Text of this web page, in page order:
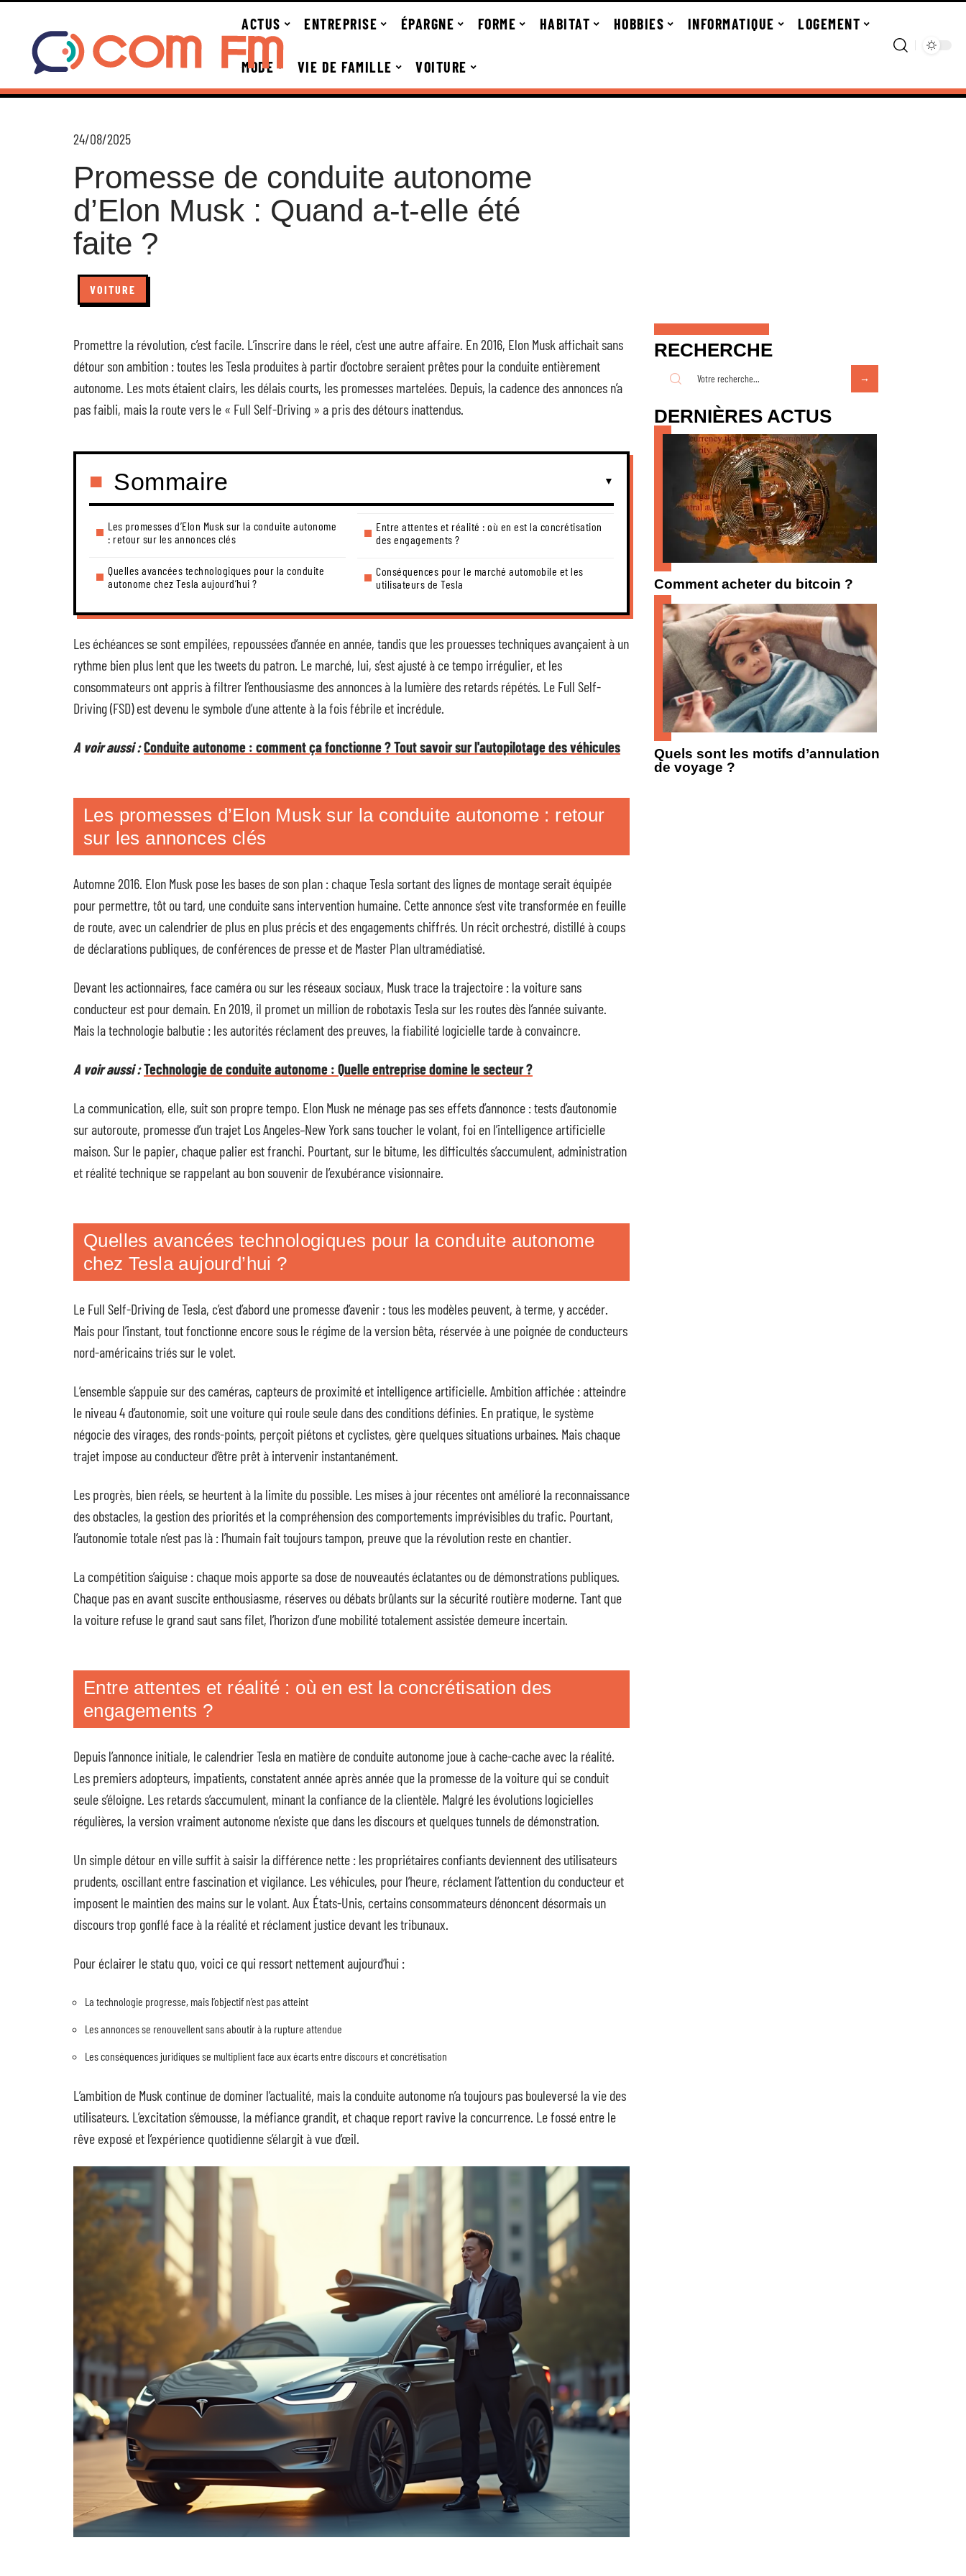
ACTUS ENTREPRISE ÉPARGNE FORME HABITAT HOBBIES INFORMATIQUE LOGEMENT
MODE VIE DE FAMILLE VOITURE
24/08/2025
Promesse de conduite autonome
d’Elon Musk : Quand a-t-elle été
faite ?
VOITURE
Promettre la révolution, c’est facile. L’inscrire dans le réel, c’est une autre affaire. En 2016, Elon Musk affichait sans
détour son ambition : toutes les Tesla produites à partir d’octobre seraient prêtes pour la conduite entièrement
autonome. Les mots étaient clairs, les délais courts, les promesses martelées. Depuis, la cadence des annonces n’a
pas faibli, mais la route vers le « Full Self-Driving » a pris des détours inattendus.
Sommaire
Les promesses d’Elon Musk sur la conduite autonome
: retour sur les annonces clés
Quelles avancées technologiques pour la conduite
autonome chez Tesla aujourd’hui ?
Entre attentes et réalité : où en est la concrétisation
des engagements ?
Conséquences pour le marché automobile et les
utilisateurs de Tesla
Les échéances se sont empilées, repoussées d’année en année, tandis que les prouesses techniques avançaient à un
rythme bien plus lent que les tweets du patron. Le marché, lui, s’est ajusté à ce tempo irrégulier, et les
consommateurs ont appris à filtrer l’enthousiasme des annonces à la lumière des retards répétés. Le Full Self-
Driving (FSD) est devenu le symbole d’une attente à la fois fébrile et incrédule.
A voir aussi :Conduite autonome : comment ça fonctionne ? Tout savoir sur l'autopilotage des véhicules
Les promesses d’Elon Musk sur la conduite autonome : retour
sur les annonces clés
Automne 2016. Elon Musk pose les bases de son plan : chaque Tesla sortant des lignes de montage serait équipée
pour permettre, tôt ou tard, une conduite sans intervention humaine. Cette annonce s’est vite transformée en feuille
de route, avec un calendrier de plus en plus précis et des engagements chiffrés. Un récit orchestré, distillé à coups
de déclarations publiques, de conférences de presse et de Master Plan ultramédiatisé.
Devant les actionnaires, face caméra ou sur les réseaux sociaux, Musk trace la trajectoire : la voiture sans
conducteur est pour demain. En 2019, il promet un million de robotaxis Tesla sur les routes dès l’année suivante.
Mais la technologie balbutie : les autorités réclament des preuves, la fiabilité logicielle tarde à convaincre.
A voir aussi :Technologie de conduite autonome : Quelle entreprise domine le secteur ?
La communication, elle, suit son propre tempo. Elon Musk ne ménage pas ses effets d’annonce : tests d’autonomie
sur autoroute, promesse d’un trajet Los Angeles–New York sans toucher le volant, foi en l’intelligence artificielle
maison. Sur le papier, chaque palier est franchi. Pourtant, sur le bitume, les difficultés s’accumulent, administration
et réalité technique se rappelant au bon souvenir de l’exubérance visionnaire.
Quelles avancées technologiques pour la conduite autonome
chez Tesla aujourd’hui ?
Le Full Self-Driving de Tesla, c’est d’abord une promesse d’avenir : tous les modèles peuvent, à terme, y accéder.
Mais pour l’instant, tout fonctionne encore sous le régime de la version bêta, réservée à une poignée de conducteurs
nord-américains triés sur le volet.
L’ensemble s’appuie sur des caméras, capteurs de proximité et intelligence artificielle. Ambition affichée : atteindre
le niveau 4 d’autonomie, soit une voiture qui roule seule dans des conditions définies. En pratique, le système
négocie des virages, des ronds-points, perçoit piétons et cyclistes, gère quelques situations urbaines. Mais chaque
trajet impose au conducteur d’être prêt à intervenir instantanément.
Les progrès, bien réels, se heurtent à la limite du possible. Les mises à jour récentes ont amélioré la reconnaissance
des obstacles, la gestion des priorités et la compréhension des comportements imprévisibles du trafic. Pourtant,
l’autonomie totale n’est pas là : l’humain fait toujours tampon, preuve que la révolution reste en chantier.
La compétition s’aiguise : chaque mois apporte sa dose de nouveautés éclatantes ou de démonstrations publiques.
Chaque pas en avant suscite enthousiasme, réserves ou débats brûlants sur la sécurité routière moderne. Tant que
la voiture refuse le grand saut sans filet, l’horizon d’une mobilité totalement assistée demeure incertain.
Entre attentes et réalité : où en est la concrétisation des
engagements ?
Depuis l’annonce initiale, le calendrier Tesla en matière de conduite autonome joue à cache-cache avec la réalité.
Les premiers adopteurs, impatients, constatent année après année que la promesse de la voiture qui se conduit
seule s’éloigne. Les retards s’accumulent, minant la confiance de la clientèle. Malgré les évolutions logicielles
régulières, la version vraiment autonome n’existe que dans les discours et quelques tunnels de démonstration.
Un simple détour en ville suffit à saisir la différence nette : les propriétaires confiants deviennent des utilisateurs
prudents, oscillant entre fascination et vigilance. Les véhicules, pour l’heure, réclament l’attention du conducteur et
imposent le maintien des mains sur le volant. Aux États-Unis, certains consommateurs dénoncent désormais un
discours trop gonflé face à la réalité et réclament justice devant les tribunaux.
Pour éclairer le statu quo, voici ce qui ressort nettement aujourd’hui :
La technologie progresse, mais l’objectif n’est pas atteint
Les annonces se renouvellent sans aboutir à la rupture attendue
Les conséquences juridiques se multiplient face aux écarts entre discours et concrétisation
L’ambition de Musk continue de dominer l’actualité, mais la conduite autonome n’a toujours pas bouleversé la vie des
utilisateurs. L’excitation s’émousse, la méfiance grandit, et chaque report ravive la concurrence. Le fossé entre le
rêve exposé et l’expérience quotidienne s’élargit à vue d’œil.
RECHERCHE
DERNIÈRES ACTUS
Comment acheter du bitcoin ?
Quels sont les motifs d’annulation
de voyage ?